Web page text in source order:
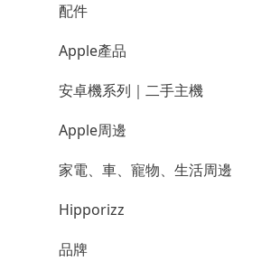
配件
Apple產品
安卓機系列｜二手主機
Apple周邊
家電、車、寵物、生活周邊
Hipporizz
品牌